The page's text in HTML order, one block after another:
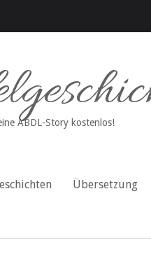
ABDL-Story kostenlos!
Übersetzung